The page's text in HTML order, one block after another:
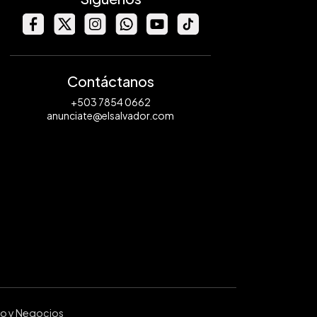
Contáctanos
+503 7854 0662
anunciate@elsalvador.com
y Negocios